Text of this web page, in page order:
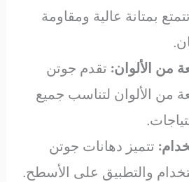
بمتانة عالية ومقاومة
من الألوان: تقدم جوتن
من الألوان لتناسب جميع
تتميز دهانات جوتن
والتطبيق على الأسطح.